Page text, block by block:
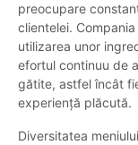
preocupare
clientelei.
utilizarea unor
efortul continuu de
gătite, astfel încât
experiență plăcută.
Diversitatea